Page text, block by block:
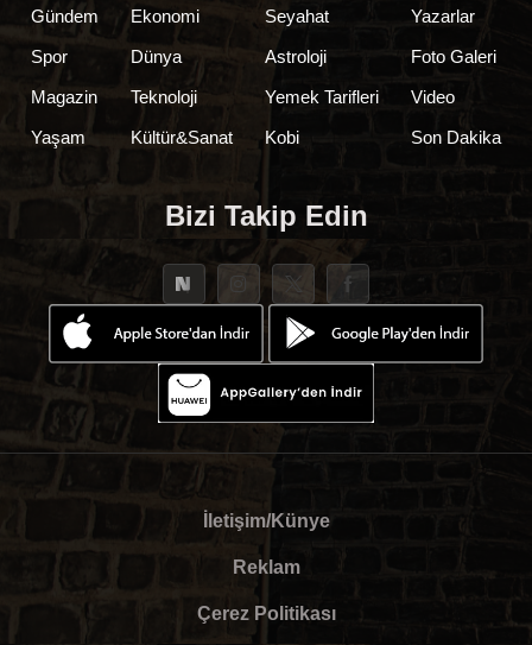
Gündem
Spor
Magazin
Yaşam
Ekonomi
Dünya
Teknoloji
Kültür&Sanat
Seyahat
Astroloji
Yemek Tarifleri
Kobi
Yazarlar
Foto Galeri
Video
Son Dakika
Bizi Takip Edin
İletişim/Künye
Reklam
Çerez Politikası